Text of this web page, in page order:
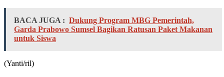
BACA JUGA : Dukung Program MBG Pemerintah,
Garda Prabowo Sumsel Bagikan Ratusan Paket Makanan
untuk Siswa
(Yanti/ril)